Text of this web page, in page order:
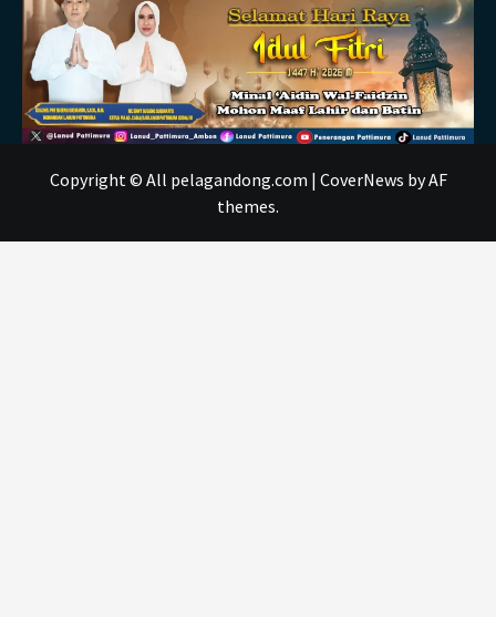
Copyright © All pelagandong.com | CoverNews by AF
themes.